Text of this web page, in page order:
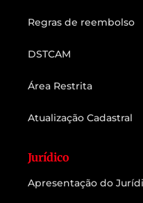
Regras de reembolso
DSTCAM
Área Restrita
Atualização Cadastral
Jurídico
Apresentação do